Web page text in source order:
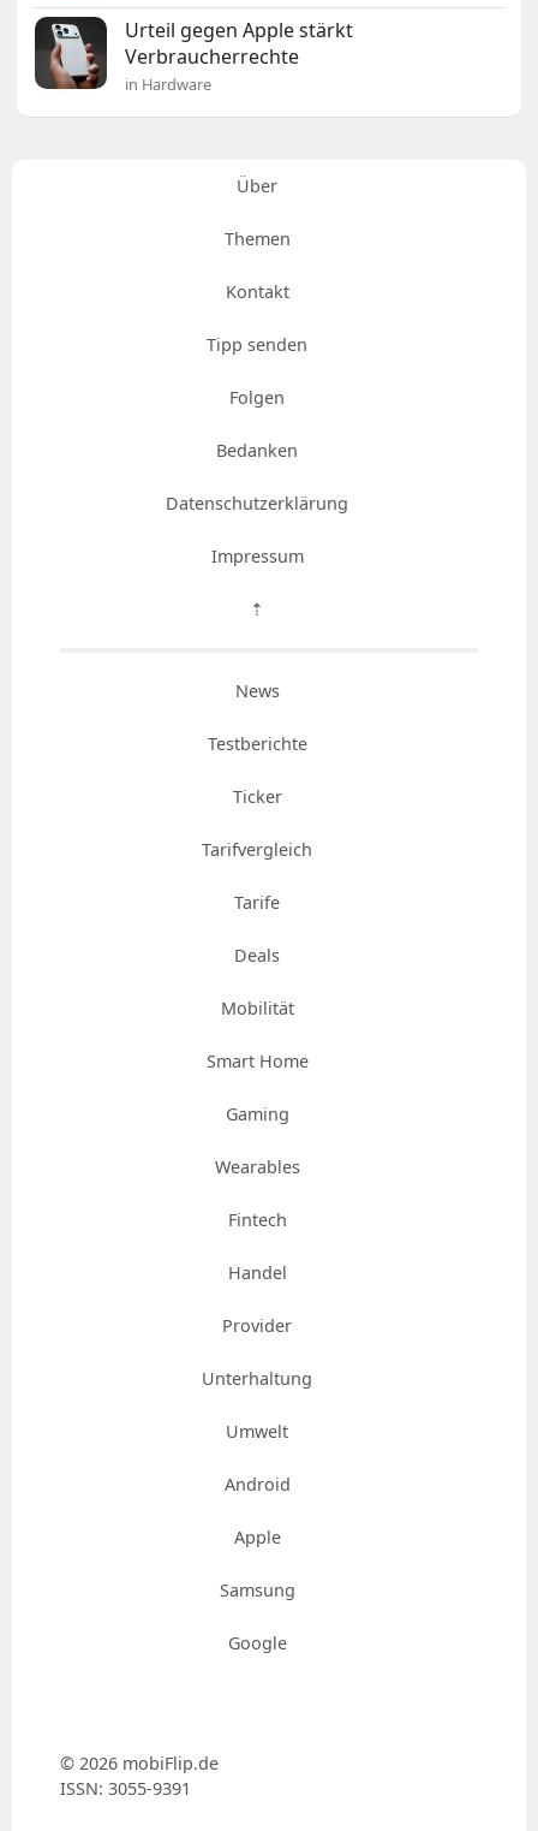
Urteil gegen Apple stärkt
Verbraucherrechte
in Hardware
Über
Themen
Kontakt
Tipp senden
Folgen
Bedanken
Datenschutzerklärung
Impressum
⇡
News
Testberichte
Ticker
Tarifvergleich
Tarife
Deals
Mobilität
Smart Home
Gaming
Wearables
Fintech
Handel
Provider
Unterhaltung
Umwelt
Android
Apple
Samsung
Google
© 2026 mobiFlip.de
ISSN: 3055-9391